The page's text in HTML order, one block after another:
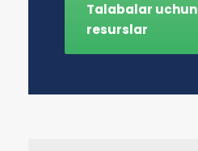
Talabalar uchun
resurslar